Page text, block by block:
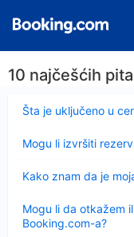
10 najčešćih
Šta je uključeno u
Sažeto
Mogu li izvršiti
Kako znam da je
Mogu li da otkažem
Booking.com-a?